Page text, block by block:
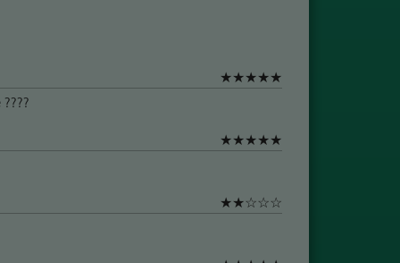
★★★★★
★★★★★
★★☆☆☆